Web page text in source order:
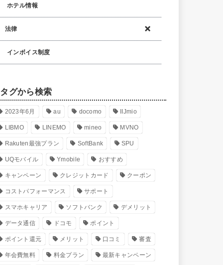
ホテル情報
法律
インボイス制度
タグから検索
2023年6月 au docomo IIJmio
LIBMO LINEMO mineo MVNO
Rakuten最強プラン SoftBank SPU
UQモバイル Ymobile おすすめ
キャンペーン クレジットカード クーポン
コストパフォーマンス サポート
スマホキャリア ソフトバンク デメリット
データ通信 ドコモ ポイント
ポイント還元 メリット 口コミ 審査
年会費無料 料金プラン 最新キャンペーン